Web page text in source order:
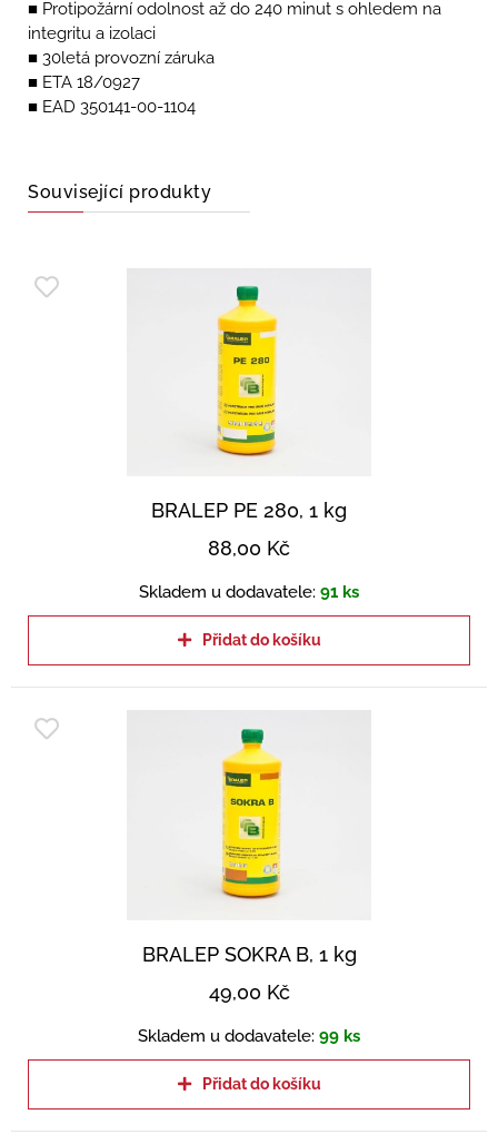
■ Protipožární odolnost až do 240 minut s ohledem na
integritu a izolaci
■ 30letá provozní záruka
■ ETA 18/0927
■ EAD 350141-00-1104
Související produkty
BRALEP PE 280, 1 kg
88,00 Kč
Skladem u dodavatele: 91 ks
Přidat do košíku
BRALEP SOKRA B, 1 kg
49,00 Kč
Skladem u dodavatele: 99 ks
Přidat do košíku